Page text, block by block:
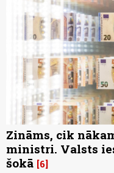
Zināms, cik
ministri. Valsts
šokā 6